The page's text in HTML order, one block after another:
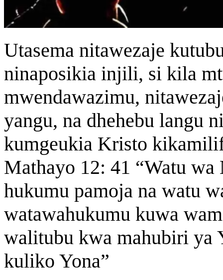
Utasema nitawezaje
ninaposikia injili, si kila
mwendawazimu,
yangu, na dhehebu langu
kumgeukia Kristo
Mathayo 12: 41 “Watu
hukumu pamoja na watu
watawahukumu kuwa
walitubu kwa mahubiri ya
kuliko Yona”